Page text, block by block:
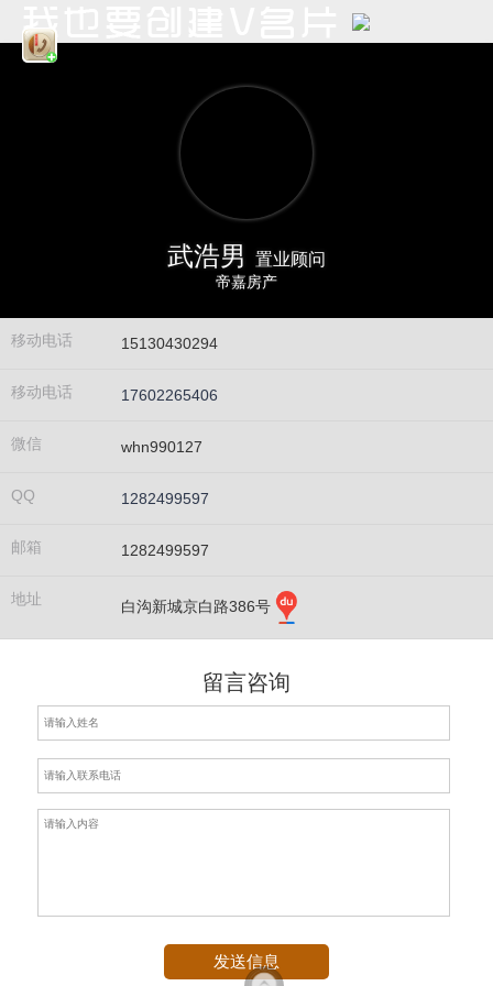
武浩男 置业顾问
帝嘉房产
移动电话 15130430294
移动电话 17602265406
微信 whn990127
QQ 1282499597
邮箱 1282499597
地址 白沟新城京白路386号
留言咨询